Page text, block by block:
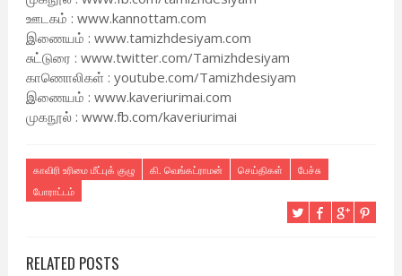
ஊடகம் : www.kannottam.com
இணையம் : www.tamizhdesiyam.com
சுட்டுரை : www.twitter.com/Tamizhdesiyam
காணொலிகள் : youtube.com/Tamizhdesiyam
இணையம் : www.kaveriurimai.com
முகநூல் : www.fb.com/kaveriurimai
காவிரி உரிமை மீட்புக் குழு கி. வெங்கட்ராமன் செய்திகள்
பேச்சு
போராட்டம்
RELATED POSTS